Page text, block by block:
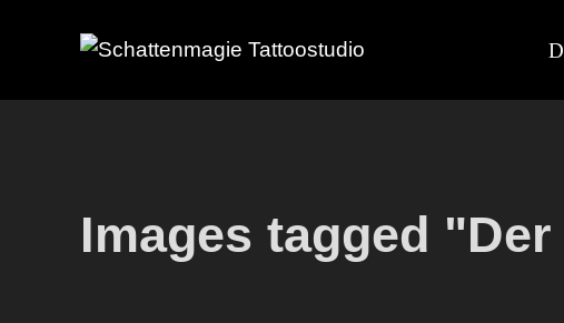
Images tagged